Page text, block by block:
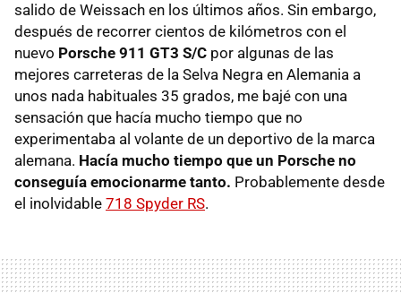
salido de Weissach en los últimos años. Sin embargo,
después de recorrer cientos de kilómetros con el
nuevo Porsche 911 GT3 S/C por algunas de las
mejores carreteras de la Selva Negra en Alemania a
unos nada habituales 35 grados, me bajé con una
sensación que hacía mucho tiempo que no
experimentaba al volante de un deportivo de la marca
alemana. Hacía mucho tiempo que un Porsche no
conseguía emocionarme tanto. Probablemente desde
el inolvidable 718 Spyder RS.